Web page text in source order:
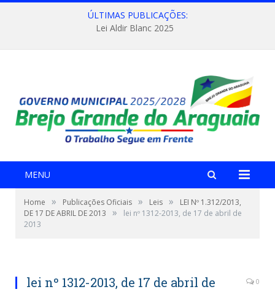
ÚLTIMAS PUBLICAÇÕES:
Lei Aldir Blanc 2025
MENU
Home » Publicações Oficiais » Leis »
LEI Nº 1.312/2013,
DE 17 DE ABRIL DE 2013
»
lei nº 1312-2013, de 17 de abril de
2013
lei nº 1312-2013, de 17 de abril de
0